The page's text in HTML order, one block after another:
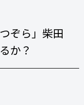
ぞら」柴田
か？